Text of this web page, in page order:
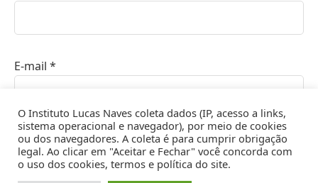
E-mail *
Site
O Instituto Lucas Naves coleta dados (IP, acesso a links,
sistema operacional e navegador), por meio de cookies
ou dos navegadores. A coleta é para cumprir obrigação
legal. Ao clicar em "Aceitar e Fechar" você concorda com
o uso dos cookies, termos e política do site.